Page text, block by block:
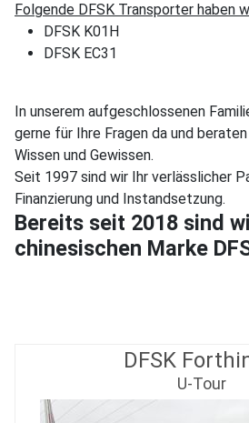
Folgende DFSK Transporter haben
DFSK K01H
DFSK EC31
In unserem aufgeschlossenen
gerne für Ihre Fragen da und
Wissen und Gewissen.
Seit 1997 sind wir Ihr verlässlicher
Finanzierung und Instandsetzung.
Bereits seit 2018 sind
chinesischen Marke
DFSK
U-Tour